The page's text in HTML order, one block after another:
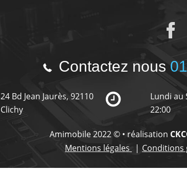
Contactez nous
24 Bd Jean Jaurès, 92110
Clichy
Lundi au
22:00
Amimobile 2022 © • réalisation
Mentions légales
Conditions